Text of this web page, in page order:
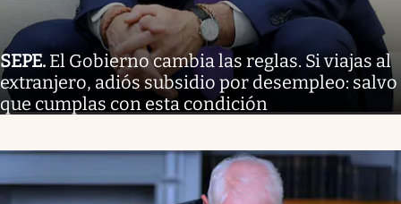
SEPE. El Gobierno cambia las reglas. Si viajas al
extranjero, adiós subsidio por desempleo: salvo
que cumplas con esta condición